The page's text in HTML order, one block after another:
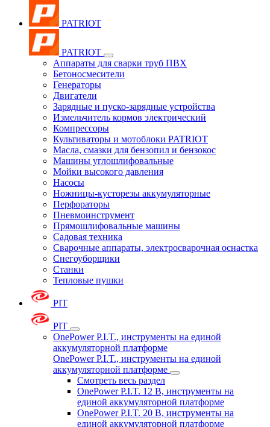
PATRIOT
PATRIOT
Аппараты для сварки труб ПВХ
Бетоносмесители
Генераторы
Двигатели
Зарядные и пуско-зарядные устройства
Измельчитель кормов электрический
Компрессоры
Культиваторы и мотоблоки PATRIOT
Масла, смазки для бензопил и бензокос
Машины углошлифовальные
Мойки высокого давления
Насосы
Ножницы-кусторезы аккумуляторные
Перфораторы
Пневмоинструмент
Прямошлифовальные машины
Садовая техника
Сварочные аппараты, электросварочная оснастка
Снегоуборщики
Станки
Тепловые пушки
PIT
PIT
OnePower P.I.T., инструменты на единой
аккумуляторной платформе
OnePower P.I.T., инструменты на единой
аккумуляторной платформе
Смотреть весь раздел
OnePower P.I.T. 12 В, инструменты на
единой аккумуляторной платформе
OnePower P.I.T. 20 В, инструменты на
единой аккумуляторной платформе